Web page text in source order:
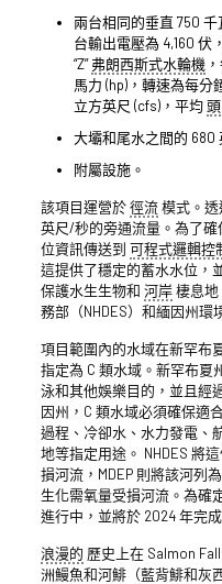
兩台相同的垂直 750
台輸出電壓為 4,160 伏
“Z”弗朗西斯式水輪機
馬力 (hp)，轉速為每分
立方英尺 (cfs)，平均頭
大壩和尾水之間的 680
附屬設施。
該項目運營於徑流模式。透
英尺/秒的旁通流量。為了
位資訊傳送到 可程式邏輯控
這提供了穩定的蓄水水位，
保護水生生物和 河岸棲息地
務部（NHDES）和緬因州環
項目範圍內的水域在新罕布
指定為 C 類水域。新罕布夏
泳和其他娛樂目的，並且經
因州，C 類水域必須確保適
過程、冷卻水、水力發電、
地等指定用途。 NHDES 將
損河流，MDEP 則將該河列
生化需氧量受損河流。為確
進行中，並將於 2024 年完成
浪漫的 歷史上在 Salmon
洲鰻魚和河鯡（藍背鯡和灰